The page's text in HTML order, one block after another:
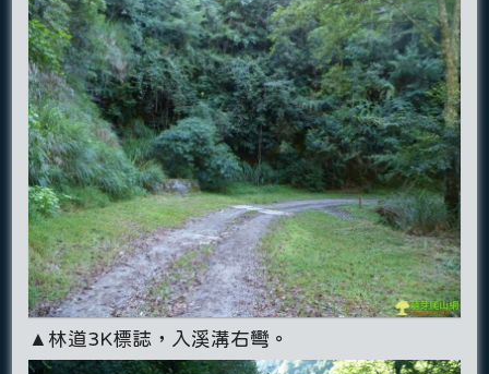
▲林道3K標誌，入溪溝右彎。